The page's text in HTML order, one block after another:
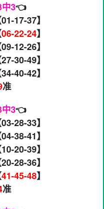
3👈
17-37】
06-22-24】
12-26】
30-49】
40-42】
准
3👈
28-33】
38-41】
20-39】
28-36】
41-45-48】
准